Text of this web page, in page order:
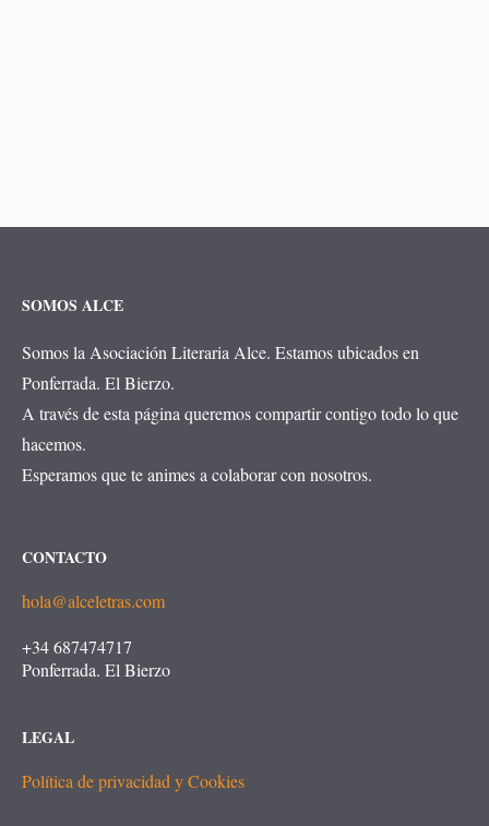
SOMOS ALCE
Somos la Asociación Literaria Alce. Estamos ubicados en
Ponferrada. El Bierzo.
A través de esta página queremos compartir contigo todo lo que
hacemos.
Esperamos que te animes a colaborar con nosotros.
CONTACTO
hola@alceletras.com
+34 687474717
Ponferrada. El Bierzo
LEGAL
Política de privacidad y Cookies